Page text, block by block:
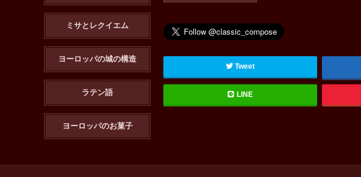
Tweet
LINE
ミサとレクイエム
ヨーロッパの城の構造
ラテン語
ヨーロッパのお菓子